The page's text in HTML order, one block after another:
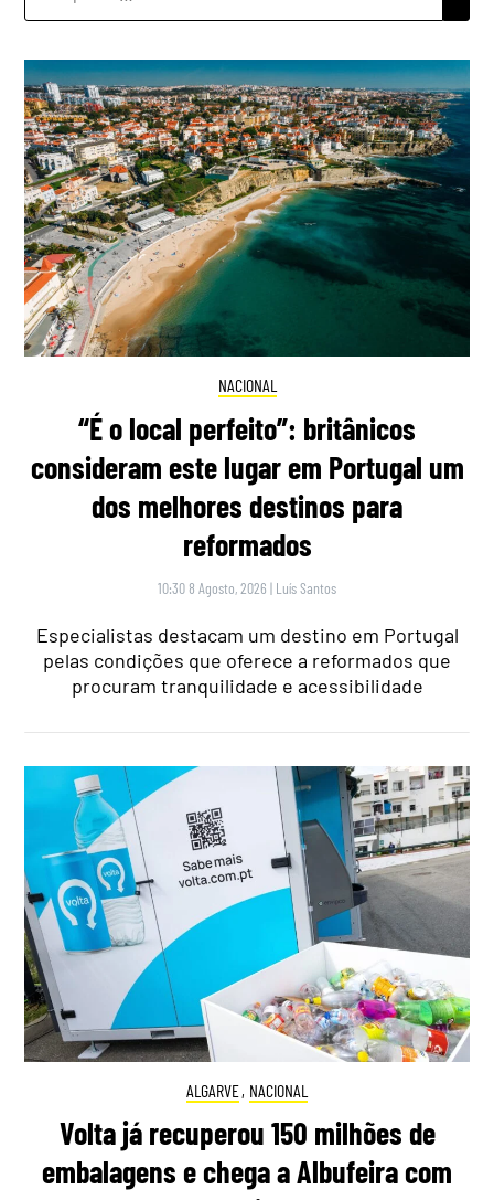
NACIONAL
“É o local perfeito”: britânicos
consideram este lugar em Portugal um
dos melhores destinos para
reformados
10:30 8 Agosto, 2026 | Luís Santos
Especialistas destacam um destino em Portugal
pelas condições que oferece a reformados que
procuram tranquilidade e acessibilidade
ALGARVE, NACIONAL
Volta já recuperou 150 milhões de
embalagens e chega a Albufeira com